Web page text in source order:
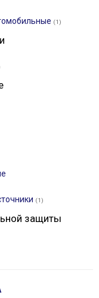
(1)
(1)
защиты